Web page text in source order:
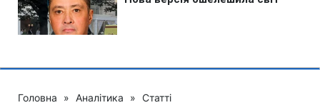
Головна » Аналітика » Статті